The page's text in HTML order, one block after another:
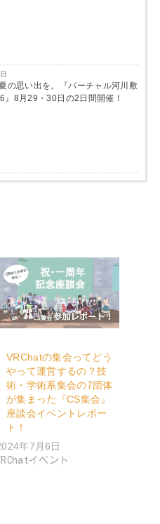
の思い出を。『バーチャル河川敷
』8月29・30日の2日間開催！
VRChatの集会ってどう
やって運営するの？技
術・学術系集会の7団体
が集まった『CS集会』
座談会イベントレポー
ト！
年7月6日
イベント